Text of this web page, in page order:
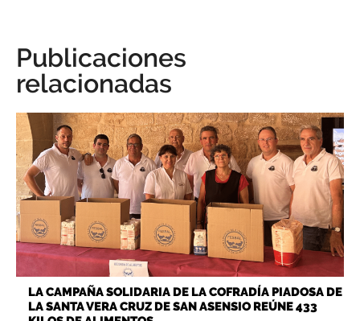
Publicaciones
relacionadas
LA CAMPAÑA SOLIDARIA DE LA COFRADÍA PIADOSA DE
LA SANTA VERA CRUZ DE SAN ASENSIO REÚNE 433